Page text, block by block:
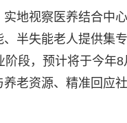
地视察医养结合中
半失能老人提供集
段，预计将于今年
老资源、精准回应